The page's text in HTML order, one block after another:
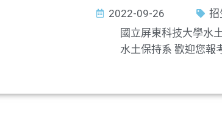
2022-09-26 招
國立屏東科技大學水
水土保持系 歡迎您報